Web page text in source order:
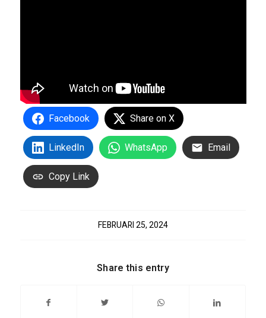
Facebook Share on X
LinkedIn WhatsApp Email
Copy Link
FEBRUARI 25, 2024
Share this entry